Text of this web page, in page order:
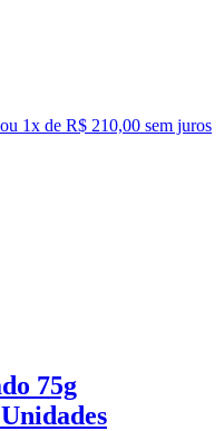
ou 1x de R$ 210,00 sem juros
75g